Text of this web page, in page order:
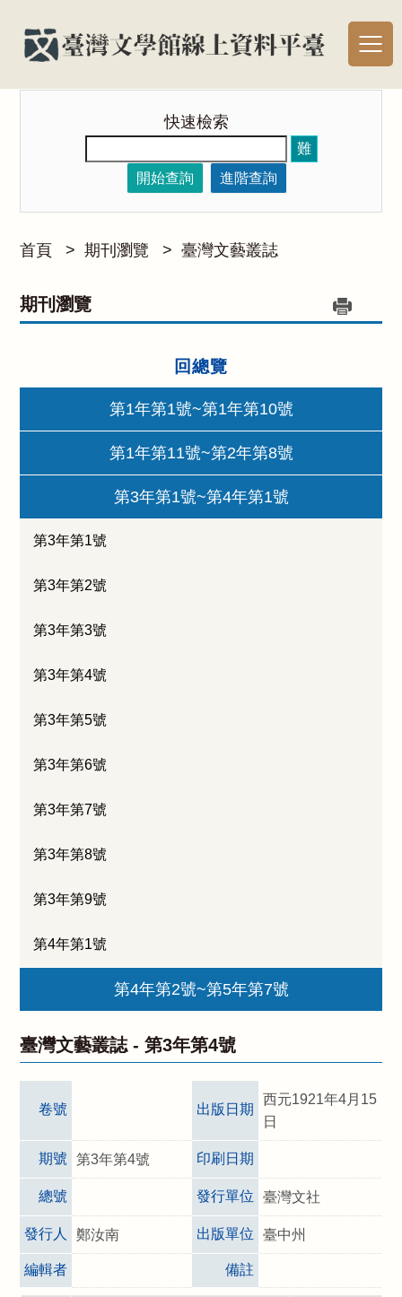
快速檢索
難
開始查詢
進階查詢
首頁 > 期刊瀏覽 > 臺灣文藝叢誌
期刊瀏覽
回總覽
第1年第1號~第1年第10號
第1年第11號~第2年第8號
第3年第1號~第4年第1號
第3年第1號
第3年第2號
第3年第3號
第3年第4號
第3年第5號
第3年第6號
第3年第7號
第3年第8號
第3年第9號
第4年第1號
第4年第2號~第5年第7號
臺灣文藝叢誌 -第3年第4號
卷號 出版日期
西元1921年4月15
日
期號 第3年第4號 印刷日期
總號 發行單位 臺灣文社
發行人 鄭汝南 出版單位 臺中州
編輯者 備註